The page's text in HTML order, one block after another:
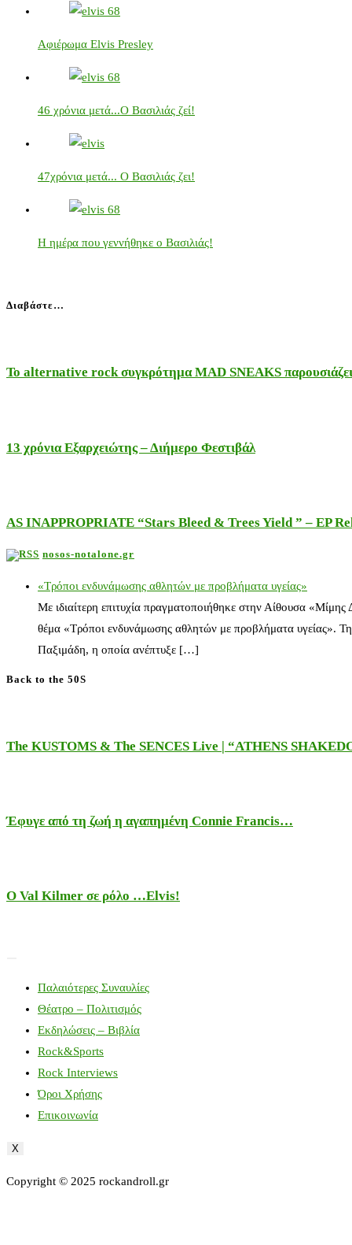
Αφιέρωμα Elvis Presley
46 χρόνια μετά...Ο Βασιλιάς ζεί!
47χρόνια μετά... Ο Βασιλιάς ζει!
Η ημέρα που γεννήθηκε ο Βασιλιάς!
Διαβάστε…
Το alternative rock συγκρότημα MAD SNEAKS
13 χρόνια Εξαρχειώτης – Διήμερο Φεστιβάλ
AS INAPPROPRIATE “Stars Bleed & Trees Yield ” – EP
nosos-notalone.gr
«Τρόποι ενδυνάμωσης αθλητών με προβλήματα υγείας»
Με ιδιαίτερη επιτυχία πραγματοποιήθηκε στην Αίθουσα
θέμα «Τρόποι ενδυνάμωσης αθλητών με προβλήματα υγείας».
Παξιμάδη, η οποία ανέπτυξε […]
Back to the 50S
The KUSTOMS & The SENCES Live | “ATHENS
Έφυγε από τη ζωή η αγαπημένη Connie Francis…
Ο Val Kilmer σε ρόλο …Elvis!
Παλαιότερες Συναυλίες
Θέατρο – Πολιτισμός
Εκδηλώσεις – Βιβλία
Rock&Sports
Rock Interviews
Όροι Χρήσης
Επικοινωνία
X
Copyright © 2025 rockandroll.gr